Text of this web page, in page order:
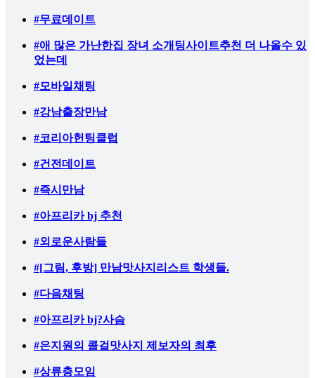
#무료데이트
#애 많은 가난한집 장녀 소개팅사이트추천 더 나올수 있
었는데
#모바일채팅
#강남출장만남
#코리아헌팅클럽
#건전데이트
#즉시만남
#아프리카 bj 추천
#외로운사람들
#[그림, 후방] 만남맛사지리스트 학생들.
#다음채팅
#아프리카 bj?사슴
#은지원의 콜걸맛사지 제보자의 최후
#상류층모임